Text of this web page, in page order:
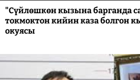
"Сүйлөшкөн кызына барганда
токмоктон кийин каза болгон
окуясы